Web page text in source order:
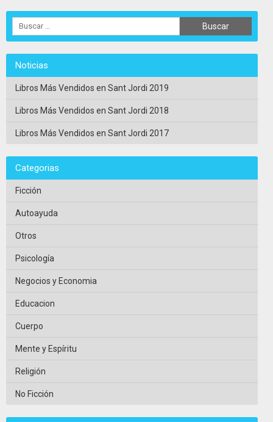
Noticias
Libros Más Vendidos en Sant Jordi 2019
Libros Más Vendidos en Sant Jordi 2018
Libros Más Vendidos en Sant Jordi 2017
Categorias
Ficción
Autoayuda
Otros
Psicología
Negocios y Economia
Educacion
Cuerpo
Mente y Espíritu
Religión
No Ficción